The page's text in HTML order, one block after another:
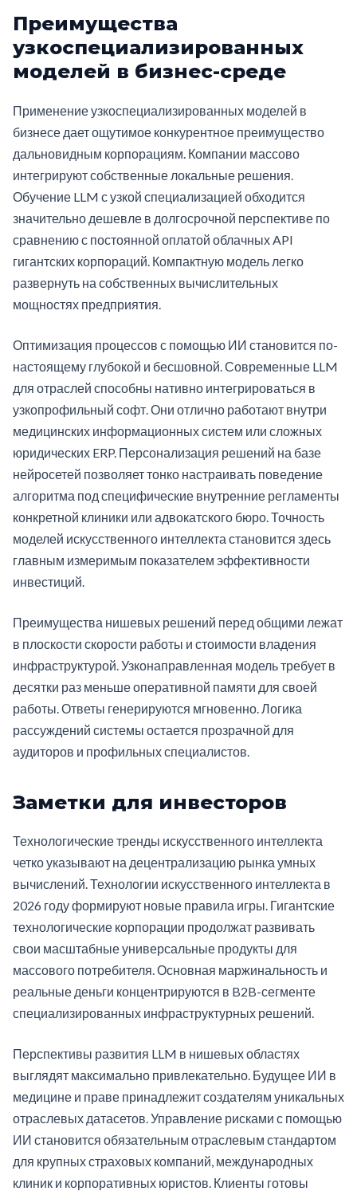
Преимущества
узкоспециализированных
моделей в бизнес-среде
Применение узкоспециализированных моделей в
бизнесе дает ощутимое конкурентное преимущество
дальновидным корпорациям. Компании массово
интегрируют собственные локальные решения.
Обучение LLM с узкой специализацией обходится
значительно дешевле в долгосрочной перспективе по
сравнению с постоянной оплатой облачных API
гигантских корпораций. Компактную модель легко
развернуть на собственных вычислительных
мощностях предприятия.
Оптимизация процессов с помощью ИИ становится по-
настоящему глубокой и бесшовной. Современные LLM
для отраслей способны нативно интегрироваться в
узкопрофильный софт. Они отлично работают внутри
медицинских информационных систем или сложных
юридических ERP. Персонализация решений на базе
нейросетей позволяет тонко настраивать поведение
алгоритма под специфические внутренние регламенты
конкретной клиники или адвокатского бюро. Точность
моделей искусственного интеллекта становится здесь
главным измеримым показателем эффективности
инвестиций.
Преимущества нишевых решений перед общими лежат
в плоскости скорости работы и стоимости владения
инфраструктурой. Узконаправленная модель требует в
десятки раз меньше оперативной памяти для своей
работы. Ответы генерируются мгновенно. Логика
рассуждений системы остается прозрачной для
аудиторов и профильных специалистов.
Заметки для инвесторов
Технологические тренды искусственного интеллекта
четко указывают на децентрализацию рынка умных
вычислений. Технологии искусственного интеллекта в
2026 году формируют новые правила игры. Гигантские
технологические корпорации продолжат развивать
свои масштабные универсальные продукты для
массового потребителя. Основная маржинальность и
реальные деньги концентрируются в B2B-сегменте
специализированных инфраструктурных решений.
Перспективы развития LLM в нишевых областях
выглядят максимально привлекательно. Будущее ИИ в
медицине и праве принадлежит создателям уникальных
отраслевых датасетов. Управление рисками с помощью
ИИ становится обязательным отраслевым стандартом
для крупных страховых компаний, международных
клиник и корпоративных юристов. Клиенты готовы